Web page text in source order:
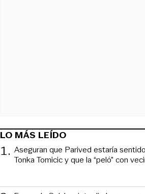
LO MÁS LEÍDO
1. Aseguran que Parived estaría
Tonka Tomicic y que la “peló” con